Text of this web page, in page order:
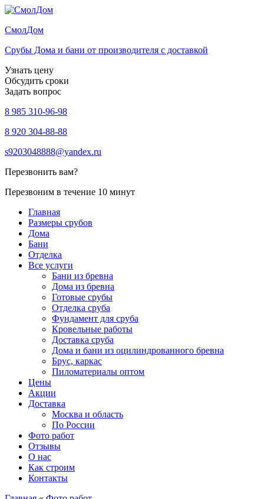
СмолДом
Срубы Дома и бани от производителя с доставкой
Узнать цену
Обсудить сроки
Задать вопрос
8 985 310-96-98
8 920 304-88-88
s9203048888@yandex.ru
Перезвонить вам?
Перезвоним в течение 10 минут
Главная
Размеры срубов
Дома
Бани
Отделка
Все услуги
Бани из бревна
Дома из бревна
Готовые срубы
Отделка сруба
Фундамент для сруба
Кровельные работы
Доставка сруба
Дома и бани из оцилиндрованного бревна
Брус, каркас
Пиломатериалы оптом
Цены
Акции
Доставка
Москва и область
По России
Фото работ
Отзывы
О нас
Как строим
Контакты